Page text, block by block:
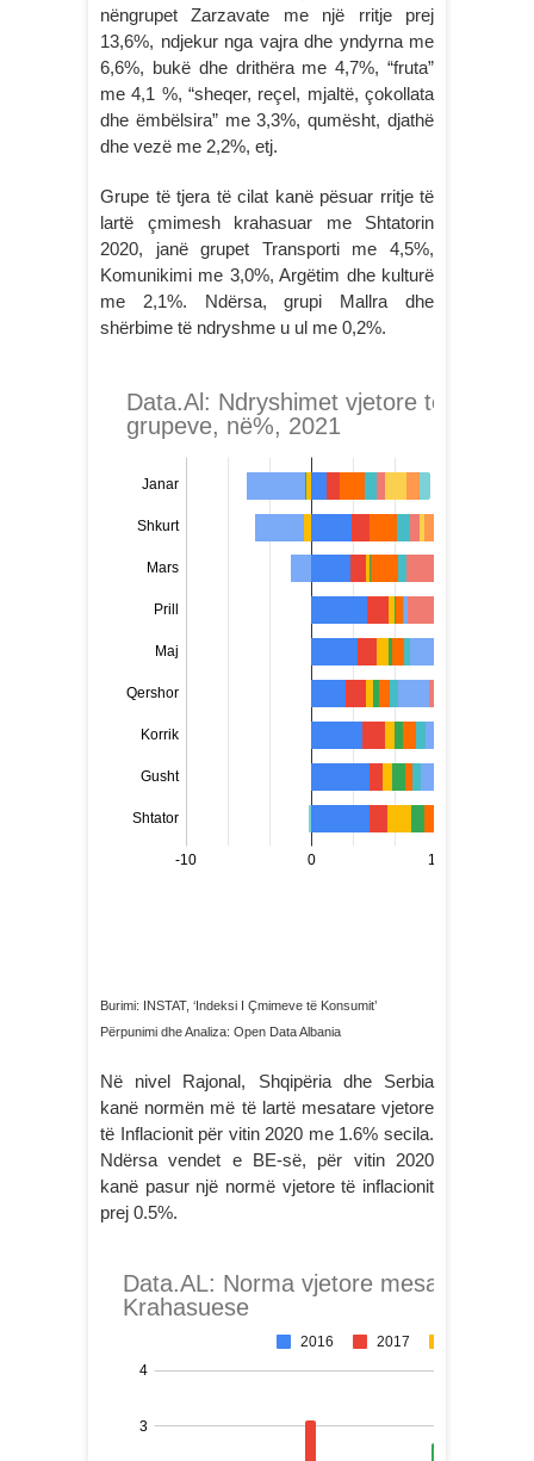
nëngrupet Zarzavate me një rritje prej
13,6%, ndjekur nga vajra dhe yndyrna me
6,6%, bukë dhe drithëra me 4,7%, “fruta”
me 4,1 %, “sheqer, reçel, mjaltë, çokollata
dhe ëmbëlsira” me 3,3%, qumësht, djathë
dhe vezë me 2,2%, etj.
Grupe të tjera të cilat kanë pësuar rritje të
lartë çmimesh krahasuar me Shtatorin
2020, janë grupet Transporti me 4,5%,
Komunikimi me 3,0%, Argëtim dhe kulturë
me 2,1%. Ndërsa, grupi Mallra dhe
shërbime të ndryshme u ul me 0,2%.
Burimi: INSTAT, ‘Indeksi I Çmimeve të Konsumit’
Përpunimi dhe Analiza: Open Data Albania
Në nivel Rajonal, Shqipëria dhe Serbia
kanë normën më të lartë mesatare vjetore
të Inflacionit për vitin 2020 me 1.6% secila.
Ndërsa vendet e BE-së, për vitin 2020
kanë pasur një normë vjetore të inflacionit
prej 0.5%.